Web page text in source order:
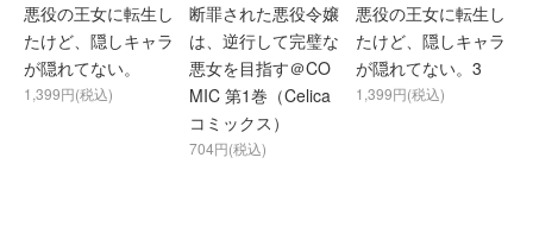
悪役の王女に転生し
たけど、隠しキャラ
が隠れてない。
1,399円(税込)
断罪された悪役令嬢
は、逆行して完璧な
悪女を目指す＠CO
MIC 第1巻（Celica
コミックス）
704円(税込)
悪役の王女に転生し
たけど、隠しキャラ
が隠れてない。3
1,399円(税込)